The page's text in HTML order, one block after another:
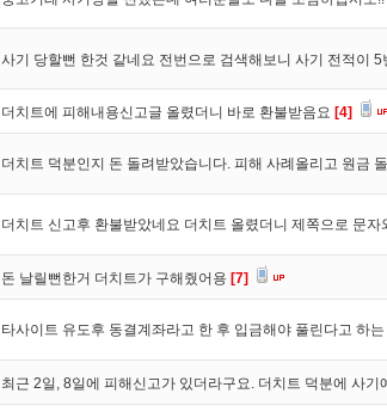
사기 당할뻔 한것 같네요 전번으로 검색해보니 사기 전적이 5
더치트에 피해내용신고글 올렸더니 바로 환불받음요 [4]
더치트 덕분인지 돈 돌려받았습니다. 피해 사례올리고 원금
더치트 신고후 환불받았네요 더치트 올렸더니 제쪽으로 문자
돈 날릴뻔한거 더치트가 구해줬어용 [7]
타사이트 유도후 동결계좌라고 한 후 입금해야 풀린다고 하
최근 2일, 8일에 피해신고가 있더라구요. 더치트 덕분에 사기